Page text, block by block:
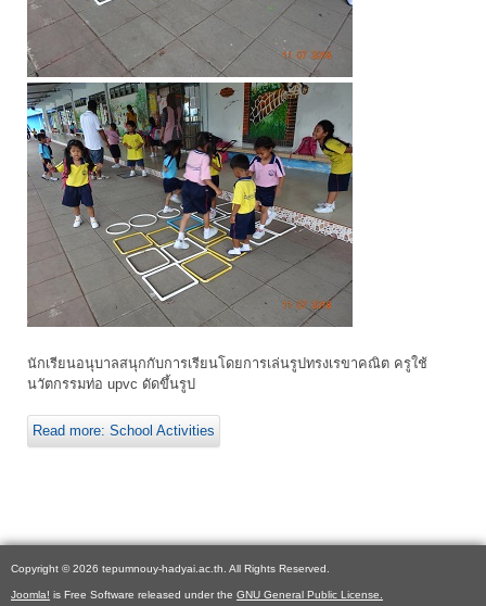
นักเรียนอนุบาลสนุกกับการเรียนโดยการเล่นรูปทรงเรขาคณิต ครูใช้
นวัตกรรมท่อ upvc ดัดขึ้นรูป
Read more: School Activities
Copyright © 2026 tepumnouy-hadyai.ac.th. All Rights Reserved.
Joomla! is Free Software released under the GNU General Public License.